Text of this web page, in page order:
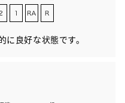
良好な状態です。